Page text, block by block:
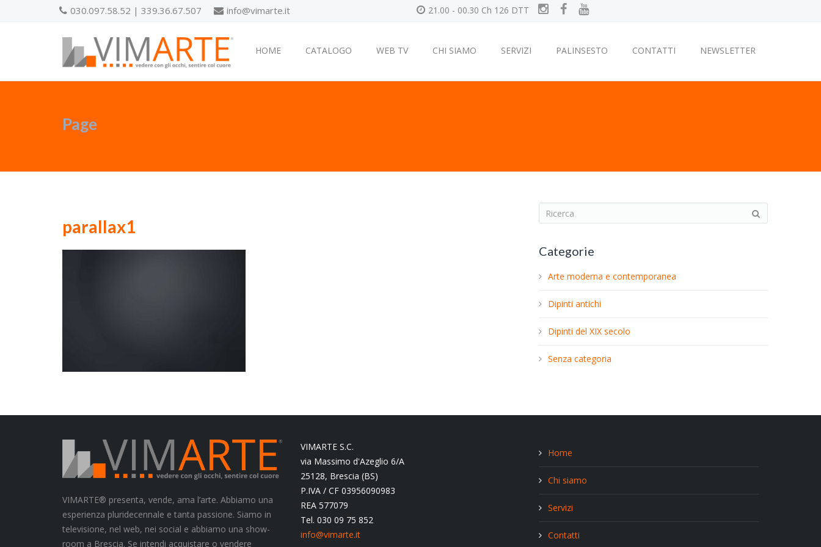
030.097.58.52 | 339.36.67.507 info@vimarte.it 21.00 - 00.30 Ch 126 DTT
HOME CATALOGO WEB TV CHI SIAMO SERVIZI PALINSESTO CONTATTI NEWSLETTER
Page
parallax1
e
r
h
Categorie
Arte moderna e contemporanea
Dipinti antichi
Dipinti del XIX secolo
Senza categoria
VIMARTE® presenta, vende, ama l’arte. Abbiamo una
esperienza pluridecennale e tanta passione. Siamo in
televisione, nel web, nei social e abbiamo una show-
room a Brescia. Se intendi acquistare o vendere
VIMARTE S.C.
via Massimo d'Azeglio 6/A
25128, Brescia (BS)
P.IVA / CF 03956090983
REA 577079
Tel. 030 09 75 852
info@vimarte.it
Home
Chi siamo
Servizi
Contatti